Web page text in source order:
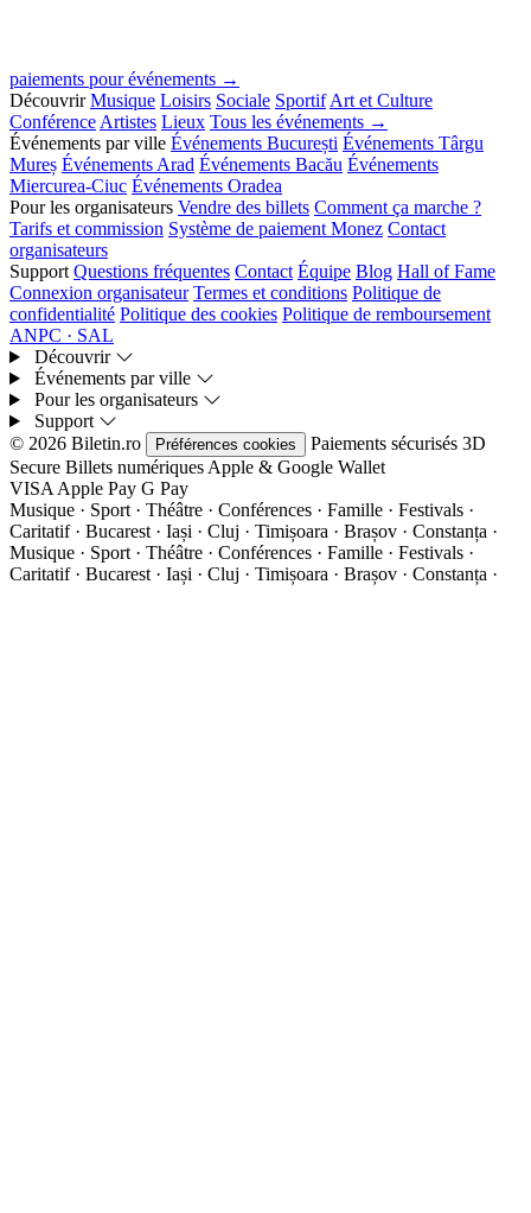
paiements pour événements →
Découvrir Musique Loisirs Sociale Sportif Art et Culture
Conférence Artistes Lieux Tous les événements →
Événements par ville Événements București Événements Târgu
Mureș Événements Arad Événements Bacău Événements
Miercurea-Ciuc Événements Oradea
Pour les organisateurs Vendre des billets Comment ça marche ?
Tarifs et commission Système de paiement Monez Contact
organisateurs
Support Questions fréquentes Contact Équipe Blog Hall of Fame
Connexion organisateur Termes et conditions Politique de
confidentialité Politique des cookies Politique de remboursement
ANPC · SAL
Découvrir
Événements par ville
Pour les organisateurs
Support
© 2026 Biletin.ro
Préférences cookies Paiements sécurisés 3D
Secure Billets numériques Apple & Google Wallet
VISA Apple Pay G Pay
Musique · Sport · Théâtre · Conférences · Famille · Festivals ·
Caritatif · Bucarest · Iași · Cluj · Timișoara · Brașov · Constanța ·
Musique · Sport · Théâtre · Conférences · Famille · Festivals ·
Caritatif · Bucarest · Iași · Cluj · Timișoara · Brașov · Constanța ·